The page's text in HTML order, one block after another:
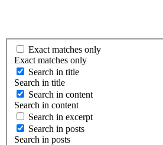
Exact matches only
Exact matches only
Search in title
Search in title
Search in content
Search in content
Search in excerpt
Search in posts
Search in posts